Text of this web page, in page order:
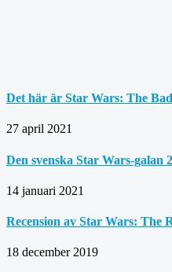
Det här är Star Wars: The
27 april 2021
Den svenska Star Wars-galan
14 januari 2021
Recension av Star Wars: The
18 december 2019